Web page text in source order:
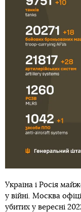
Україна і Росія
у війні. Москва
убитих у вересні